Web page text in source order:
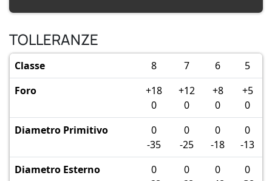
TOLLERANZE
Classe 8 7 6
5
Foro
+18
0
+12
0
+8
0
+5
0
Diametro Primitivo
0
-35
0
-25
0
-18
0
-13
Diametro Esterno
0
0
0
0